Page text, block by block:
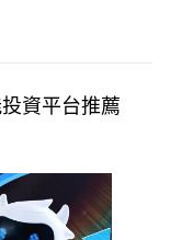
資平台推薦